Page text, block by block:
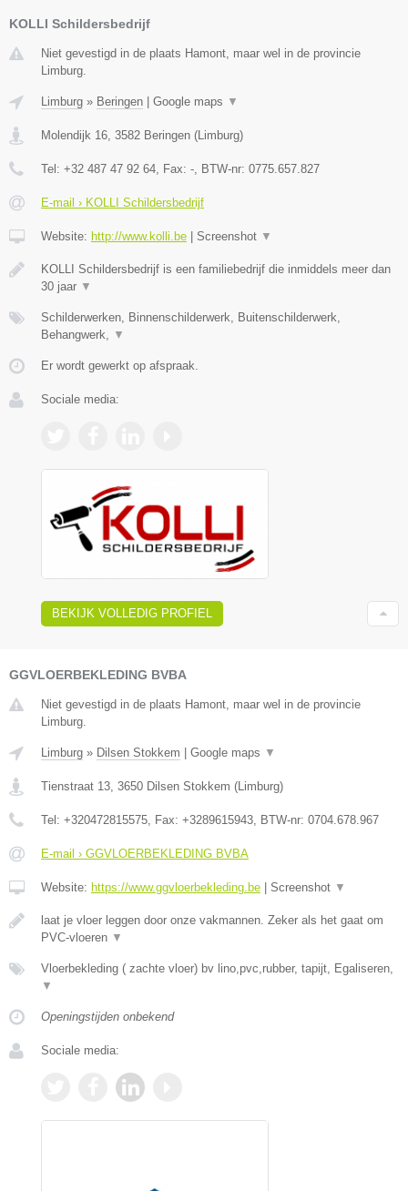
KOLLI Schildersbedrijf
Niet gevestigd in de plaats Hamont, maar wel in de provincie
Limburg.
Limburg » Beringen Google maps ▼
Molendijk 16, 3582 Beringen (Limburg)
Tel: +32 487 47 92 64, Fax: -, BTW-nr: 0775.657.827
E-mail › KOLLI Schildersbedrijf
Website: http://www.kolli.be Screenshot ▼
KOLLI Schildersbedrijf is een familiebedrijf die inmiddels meer dan
30 jaar ▼
Schilderwerken, Binnenschilderwerk, Buitenschilderwerk,
Behangwerk, ▼
Er wordt gewerkt op afspraak.
Sociale media:
BEKIJK VOLLEDIG PROFIEL
GGVLOERBEKLEDING BVBA
Niet gevestigd in de plaats Hamont, maar wel in de provincie
Limburg.
Limburg » Dilsen Stokkem Google maps ▼
Tienstraat 13, 3650 Dilsen Stokkem (Limburg)
Tel: +320472815575, Fax: +3289615943, BTW-nr: 0704.678.967
E-mail › GGVLOERBEKLEDING BVBA
Website: https://www.ggvloerbekleding.be Screenshot ▼
laat je vloer leggen door onze vakmannen. Zeker als het gaat om
PVC-vloeren ▼
Vloerbekleding ( zachte vloer) bv lino,pvc,rubber, tapijt, Egaliseren,
▼
Openingstijden onbekend
Sociale media: